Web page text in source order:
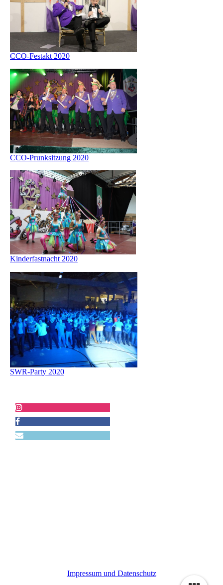
CCO-Festakt 2020
CCO-Prunksitzung 2020
Kinderfastnacht 2020
SWR-Party 2020
Impressum und Datenschutz